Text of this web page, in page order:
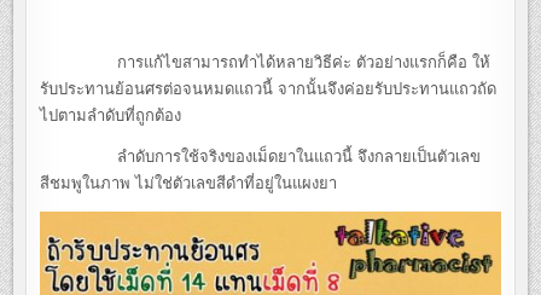
การแก้ไขสามารถทำได้หลายวิธีค่ะ ตัวอย่างแรกก็คือ ให้
รับประทานย้อนศรต่อจนหมดแถวนี้ จากนั้นจึงค่อยรับประทานแถวถัด
ไปตามลำดับที่ถูกต้อง
ลำดับการใช้จริงของเม็ดยาในแถวนี้ จึงกลายเป็นตัวเลข
สีชมพูในภาพ ไม่ใช่ตัวเลขสีดำที่อยู่ในแผงยา